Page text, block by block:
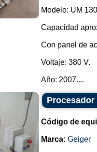
Modelo: UM
Capacidad
Con panel de
Voltaje: 380 V.
Año: 2007....
Código de
Marca: Geiger